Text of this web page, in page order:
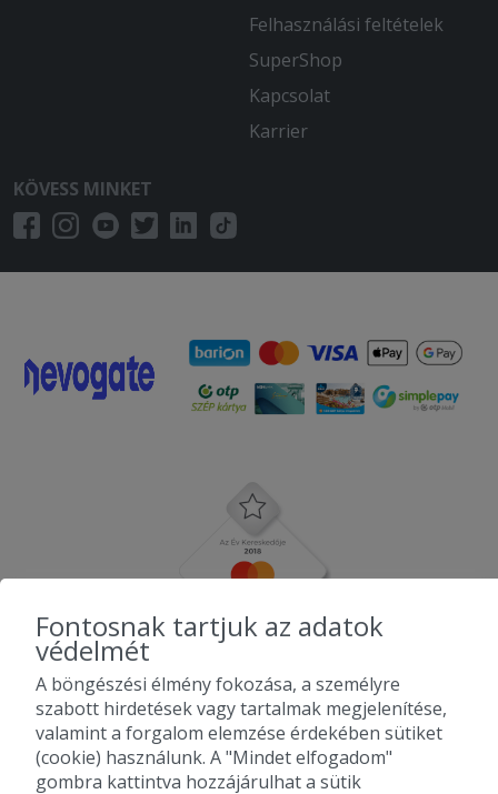
Felhasználási feltételek
SuperShop
Kapcsolat
Karrier
KÖVESS MINKET
Fontosnak tartjuk az adatok
védelmét
A böngészési élmény fokozása, a személyre
szabott hirdetések vagy tartalmak megjelenítése,
valamint a forgalom elemzése érdekében sütiket
(cookie) használunk. A "Mindet elfogadom"
gombra kattintva hozzájárulhat a sütik